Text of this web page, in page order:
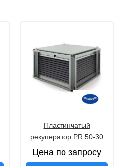
Пластинчатый
рекуператор PR 50-30
Цена по запросу